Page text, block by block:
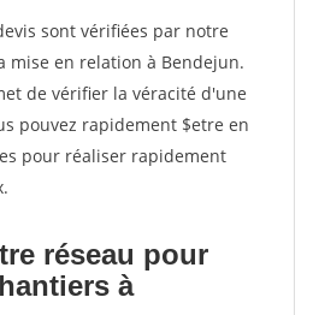
sont vérifiées par notre
mise en relation à Bendejun.
de vérifier la véracité d'une
pouvez rapidement $etre en
pour réaliser rapidement
réseau pour
à